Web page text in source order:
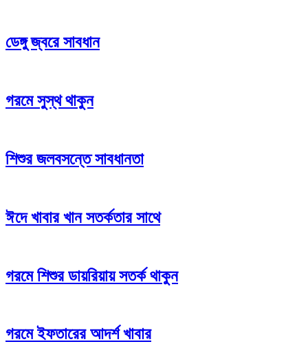
ডেঙ্গু জ্বরে সাবধান
গরমে সুস্থ থাকুন
শিশুর জলবসন্তে সাবধানতা
ঈদে খাবার খান সতর্কতার সাথে
গরমে শিশুর ডায়রিয়ায় সতর্ক থাকুন
গরমে ইফতারের আদর্শ খাবার